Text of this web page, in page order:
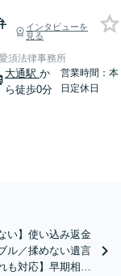
インタビューを
見る
須法律事務所
大通駅 か
ら徒歩0分
営業時間：本
日定休日
い】使い込み返金
ル／揉めない遺言
も対応】早期相談